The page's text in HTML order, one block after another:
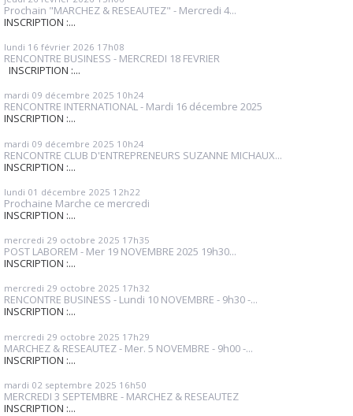
Prochain "MARCHEZ & RESEAUTEZ" - Mercredi 4...
INSCRIPTION :...
lundi 16 février 2026 17h08
RENCONTRE BUSINESS - MERCREDI 18 FEVRIER
INSCRIPTION :...
mardi 09 décembre 2025 10h24
RENCONTRE INTERNATIONAL - Mardi 16 décembre 2025
INSCRIPTION :...
mardi 09 décembre 2025 10h24
RENCONTRE CLUB D'ENTREPRENEURS SUZANNE MICHAUX...
INSCRIPTION :...
lundi 01 décembre 2025 12h22
Prochaine Marche ce mercredi
INSCRIPTION :...
mercredi 29 octobre 2025 17h35
POST LABOREM - Mer 19 NOVEMBRE 2025 19h30...
INSCRIPTION :...
mercredi 29 octobre 2025 17h32
RENCONTRE BUSINESS - Lundi 10 NOVEMBRE - 9h30 -...
INSCRIPTION :...
mercredi 29 octobre 2025 17h29
MARCHEZ & RESEAUTEZ - Mer. 5 NOVEMBRE - 9h00 -...
INSCRIPTION :...
mardi 02 septembre 2025 16h50
MERCREDI 3 SEPTEMBRE - MARCHEZ & RESEAUTEZ
INSCRIPTION :...